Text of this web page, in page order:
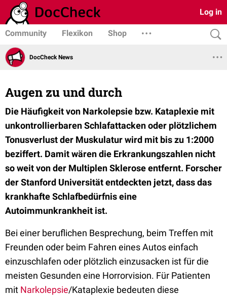
Log in
Community Flexikon Shop
DocCheck News
Augen zu und durch
Die Häufigkeit von Narkolepsie bzw. Kataplexie mit
unkontrollierbaren Schlafattacken oder plötzlichem
Tonusverlust der Muskulatur wird mit bis zu 1:2000
beziffert. Damit wären die Erkrankungszahlen nicht
so weit von der Multiplen Sklerose entfernt. Forscher
der Stanford Universität entdeckten jetzt, dass das
krankhafte Schlafbedürfnis eine
Autoimmunkrankheit ist.
Bei einer beruflichen Besprechung, beim Treffen mit
Freunden oder beim Fahren eines Autos einfach
einzuschlafen oder plötzlich einzusacken ist für die
meisten Gesunden eine Horrorvision. Für Patienten
mit Narkolepsie/Kataplexie bedeuten diese